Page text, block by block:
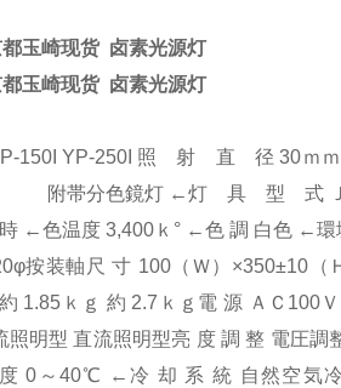
玉崎现货 卤素光源灯
玉崎现货 卤素光源灯
150I YP-250I 照 射 直 径 30ｍｍ
鏡灯 ←灯 具 型 式 ＪＣＲ15
←色温度 3,400ｋ° ←色 調 白色
装軸尺 寸 100（Ｗ）×350±10（
ｋｇ 約 2.7ｋｇ電 源 ＡＣ100Ｖ
照明型 直流照明型亮 度 調 整 電圧
0～40℃ ←冷 却 系 統 自然空気